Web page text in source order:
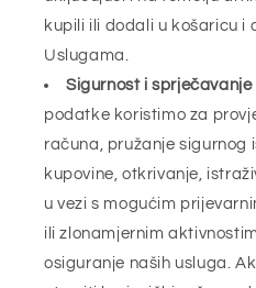
kupili ili dodali u košaricu i
Uslugama.
Sigurnost i sprječavanje
podatke koristimo za
računa, pružanje sigurnog
kupovine, otkrivanje,
u vezi s mogućim
ili zlonamjernim
osiguranje naših usluga.